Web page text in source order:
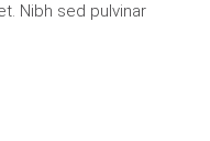
Nibh sed pulvinar